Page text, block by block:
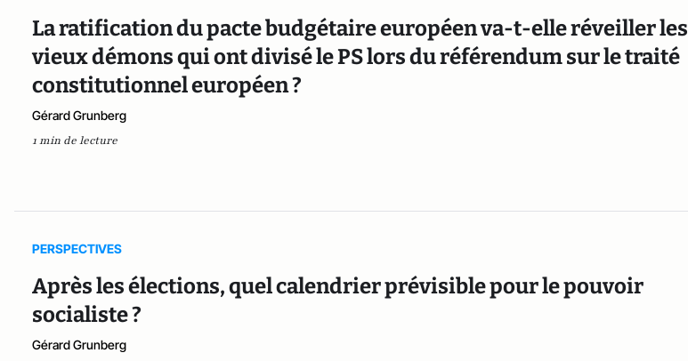
La ratification du pacte budgétaire européen va-t-elle réveiller les
vieux démons qui ont divisé le PS lors du référendum sur le traité
constitutionnel européen ?
Gérard Grunberg
1 min de lecture
PERSPECTIVES
Après les élections, quel calendrier prévisible pour le pouvoir
socialiste ?
Gérard Grunberg